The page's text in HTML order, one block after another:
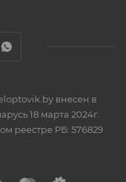
внесен в
18 марта 2024г.
реестре РБ: 576829